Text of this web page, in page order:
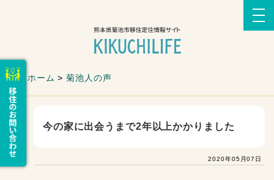
ホーム >菊池人の声
今の家に出会うまで2年以上かかりました
2020年05月07日